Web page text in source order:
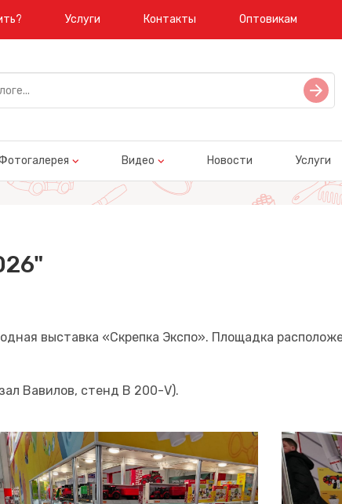
Услуги Контакты Оптовикам
Видео Новости Услуги
выставка «Скрепка Экспо». Площадка
Вавилов, стенд В 200-V).